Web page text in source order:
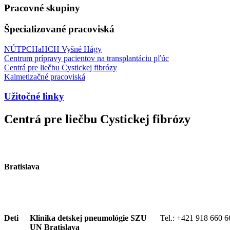
Pracovné skupiny
Špecializované pracoviská
NÚTPCHaHCH Vyšné Hágy
Centrum prípravy pacientov na transplantáciu pľúc
Centrá pre liečbu Cystickej fibrózy
Kalmetizačné pracoviská
Užitočné linky
Centrá pre liečbu Cystickej fibrózy
Bratislava
Deti
Klinika detskej pneumológie SZU
UN Bratislava
Tel.: +421 918 660